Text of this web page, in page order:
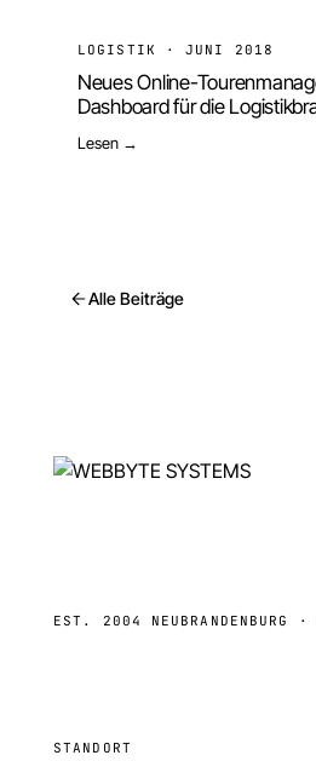
LOGISTIK ·JUNI 2018
Neues Online-
Dashboard für die
Lesen →
Alle Beiträge
EST. 2004 NEUBRANDENBURG ·
STANDORT